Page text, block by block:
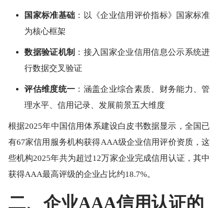
国家标准基础 ：以《企业信用评价指标》国家标准
为核心框架
数据验证机制 ：接入国家企业信用信息公示系统进
行数据交叉验证
评估维度统一 ：涵盖企业综合素质、财务能力、管
理水平、信用记录、发展前景五大维度
根据2025年中国信用体系建设白皮书数据显示，全国已
有67家信用服务机构获得AAA级企业信用评价资质，这
些机构2025年共为超过12万家企业完成信用认证，其中
获得AAA最高评级的企业占比约18.7%。
二、企业AAA信用认证的